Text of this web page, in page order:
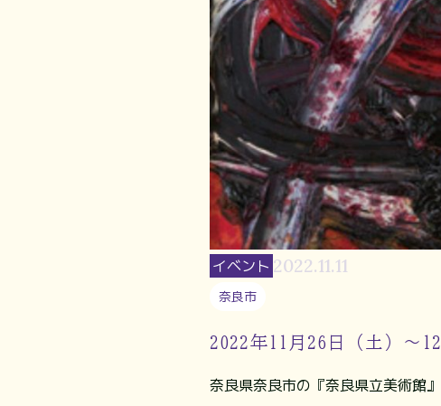
イベント 2022.11.11
奈良市
2022年11月26日（土）～
奈良県奈良市の『奈良県立美術館